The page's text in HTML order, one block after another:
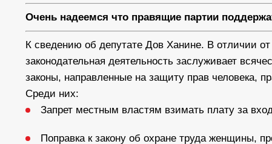
Очень надеемся что правящие партии
К сведению об депутате Дов Ханине. В отличии
законодательная деятельность заслуживает
законы, направленные на защиту прав человека,
Среди них:
Запрет местным властям взимать плату за
Поправка к закону об охране труда женщины,